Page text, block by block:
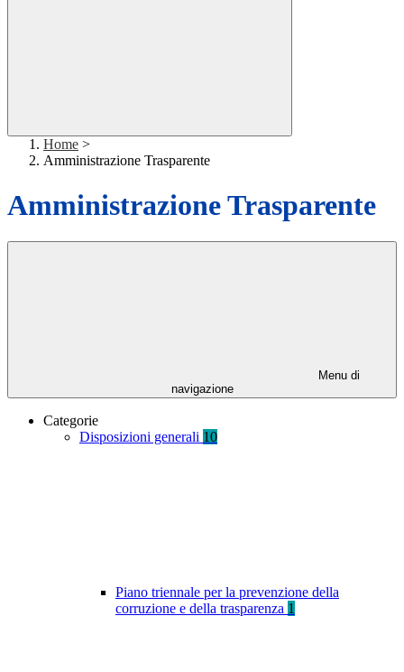
Home >
Amministrazione Trasparente
Amministrazione Trasparente
Menu di
navigazione
Categorie
Disposizioni generali 10
Piano triennale per la prevenzione della
corruzione e della trasparenza 1